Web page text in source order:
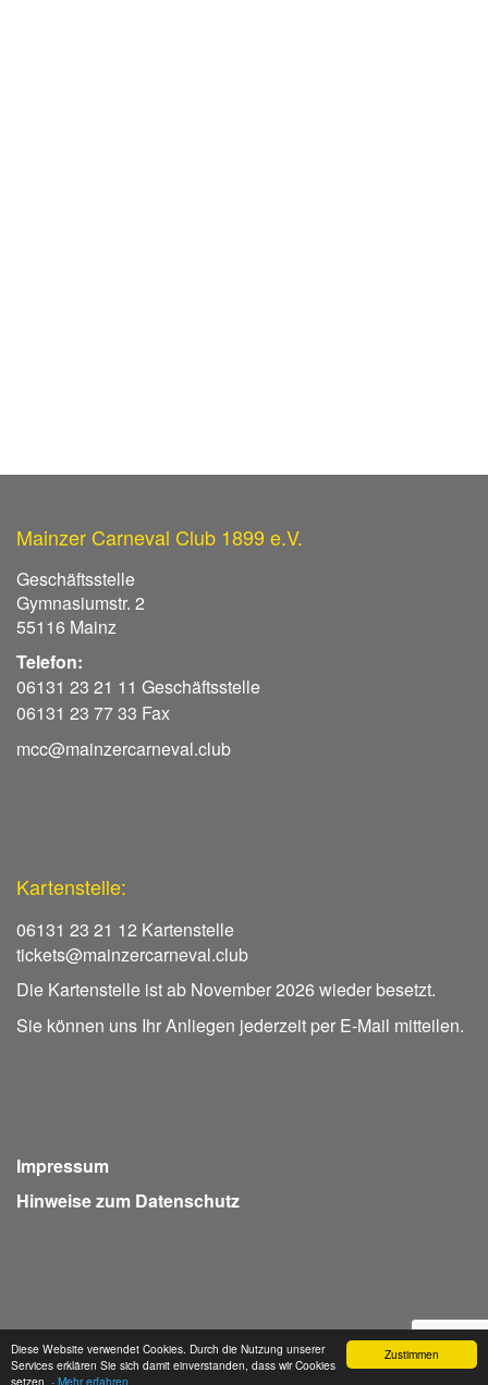
Zustimmen
Diese Website verwendet Cookies. Durch die Nutzung unserer
Services erklären Sie sich damit einverstanden, dass wir Cookies
setzen. - Mehr erfahren
Mainzer Carneval Club 1899 e.V.
Geschäftsstelle
Gymnasiumstr. 2
55116 Mainz
Telefon:
06131 23 21 11 Geschäftsstelle
06131 23 77 33 Fax
mcc@mainzercarneval.club
Kartenstelle:
06131 23 21 12 Kartenstelle
tickets@mainzercarneval.club
Die Kartenstelle ist ab November 2026 wieder besetzt.
Sie können uns Ihr Anliegen jederzeit per E-Mail mitteilen.
Impressum
Hinweise zum Datenschutz
Webdesign Seventum